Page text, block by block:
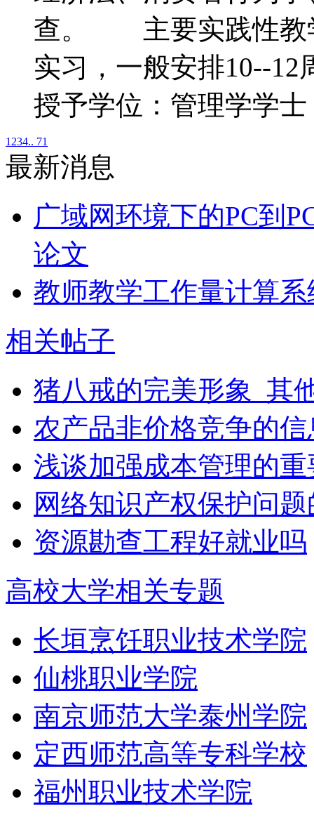
查。 主要实践性教
实习，一般安排
授予学位：管理学学士
1 234.. 71
最新消息
广域网环境下的PC到
论文
教师教学工作量计算
相关帖子
猪八戒的完美形象_其
农产品非价格竞争的
浅谈加强成本管理的
网络知识产权保护问
资源勘查工程好就业吗
高校大学相关专题
长垣烹饪职业技术学院
仙桃职业学院
南京师范大学泰州学院
定西师范高等专科学校
福州职业技术学院